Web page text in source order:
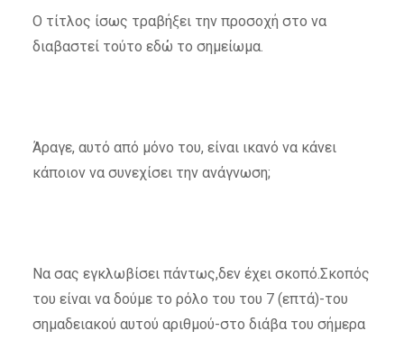
Ο τίτλος ίσως τραβήξει την προσοχή στο να
διαβαστεί τούτο εδώ το σημείωμα.
Άραγε, αυτό από μόνο του, είναι ικανό να κάνει
κάποιον να συνεχίσει την ανάγνωση;
Να σας εγκλωβίσει πάντως,δεν έχει σκοπό.Σκοπός
του είναι να δούμε το ρόλο του του 7 (επτά)-του
σημαδειακού αυτού αριθμού-στο διάβα του σήμερα